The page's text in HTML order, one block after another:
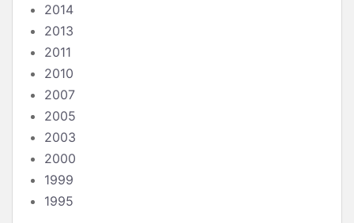
2014
2013
2011
2010
2007
2005
2003
2000
1999
1995